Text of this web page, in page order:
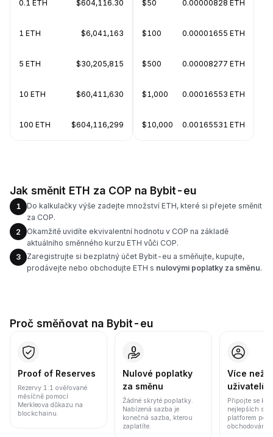
0.1 ETH $604,116.30
1 ETH $6,041,163
5 ETH $30,205,815
10 ETH $60,411,630
100 ETH $604,116,299
$50 0.00000828 ETH
$100 0.00001655 ETH
$500 0.00008277 ETH
$1,000 0.00016553 ETH
$10,000 0.00165531 ETH
Jak směnit ETH za COP na Bybit-eu
1
Do kalkulačky výše zadejte množství ETH, které si přejete směnit
za COP.
2
Okamžitě uvidíte ekvivalentní hodnotu v COP na základě
aktuálního směnného kurzu ETH vůči COP.
3
Zaregistrujte si bezplatný účet Bybit-eu a směňujte, kupujte,
prodávejte nebo obchodujte ETH s nulovými poplatky za směnu.
Proč směňovat na Bybit-eu
Proof of Reserves
Rezervy 1:1 ověřované
měsíčně pomocí
Merkleova důkazu na
blockchainu.
Nulové poplatky
za směnu
Žádné skryté poplatky.
Nabízená sazba je
konečná sazba, kterou
zaplatíte.
Více než
uživatelů
Připojte se k
nejlepších
platforem
obchodování